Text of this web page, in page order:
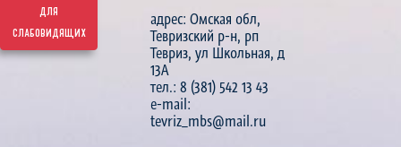
для
слабовидящих
адрес: Омская обл,
Тевризский р-н, рп
Тевриз, ул Школьная, д
13А
тел.: 8 (381) 542 13 43
e-mail:
tevriz_mbs@mail.ru